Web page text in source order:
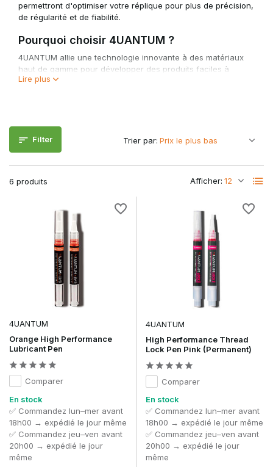
permettront d'optimiser votre réplique pour plus de précision,
de régularité et de fiabilité.
Pourquoi choisir 4UANTUM ?
4UANTUM allie une technologie innovante à des matériaux
haut de gamme pour développer des produits faciles à
installer et qui contribuent immédiatement à améliorer les
une grande variété de plateformes d'airsoft.
Grâce à l'accent mis sur la qualité et la compatibilité, ces
techniciens expérimentés qui souhaitent tirer le meilleur parti
La gamme 4UANTUM
La gamme 4UANTUM comprend divers produits destinés à
l'amélioration et à l'optimisation des performances,
notamment :
Joints d'étanchéité « hop-up »
Hop-up accessoires
Composants électroniques
Améliorations des performances
Accessoires d'entretien et de réglage
Ces produits sont conçus pour améliorer la régularité des
tirs, la précision et les performances globales des répliques
Améliorez les performances de votre
réplique
Un hop-up bien réglé et des pièces internes de qualité font
toute la différence lors d'une partie. Grâce aux produits
Lire plus
Filter
6 produits Afficher:
Trier par:
4UANTUM
Orange High Performance
Lubricant Pen
Comparer
En stock
✅ Commandez lun–mer avant
18h00 → expédié le jour même
✅ Commandez jeu–ven avant
20h00 → expédié le jour
même
4UANTUM
High Performance Thread
Lock Pen Pink (Permanent)
Comparer
En stock
✅ Commandez lun–mer avant
18h00 → expédié le jour même
✅ Commandez jeu–ven avant
20h00 → expédié le jour
même